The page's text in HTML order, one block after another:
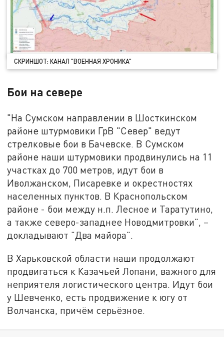
СКРИНШОТ: КАНАЛ "ВОЕННАЯ ХРОНИКА"
Бои на севере
"На Сумском направлении в Шосткинском
районе штурмовики ГрВ "Север" ведут
стрелковые бои в Бачевске. В Сумском
районе наши штурмовики продвинулись на 11
участках до 700 метров, идут бои в
Иволжанском, Писаревке и окрестностях
населенных пунктов. В Краснопольском
районе - бои между н.п. Лесное и Таратутино,
а также северо-западнее Новодмитровки", –
докладывают "Два майора".
В Харьковской области наши продолжают
продвигаться к Казачьей Лопани, важного для
неприятеля логистического центра. Идут бои
у Шевченко, есть продвижение к югу от
Волчанска, причём серьёзное.